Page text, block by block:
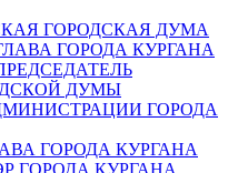
ГОРОДСКАЯ ДУМА
ГОРОДА КУРГАНА
ДУМЫ
ГОРОДА
ГОРОДА КУРГАНА
ГОРОДА КУРГАНА